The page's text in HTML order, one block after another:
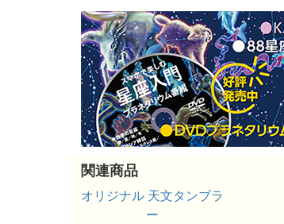
関連商品
オリジナル 天文タンブラ
ー